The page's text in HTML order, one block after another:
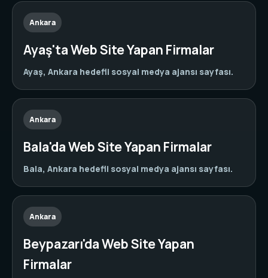
Ankara
Ayaş'ta Web Site Yapan Firmalar
Ayaş, Ankara hedefli sosyal medya ajansı sayfası.
Ankara
Bala'da Web Site Yapan Firmalar
Bala, Ankara hedefli sosyal medya ajansı sayfası.
Ankara
Beypazarı'da Web Site Yapan
Firmalar